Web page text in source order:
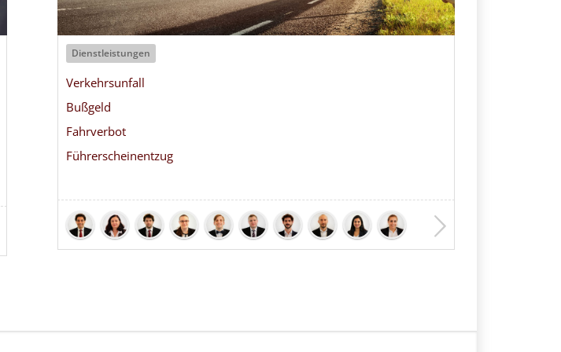
Dienstleistungen
Verkehrsunfall
Bußgeld
Fahrverbot
Führerscheinentzug